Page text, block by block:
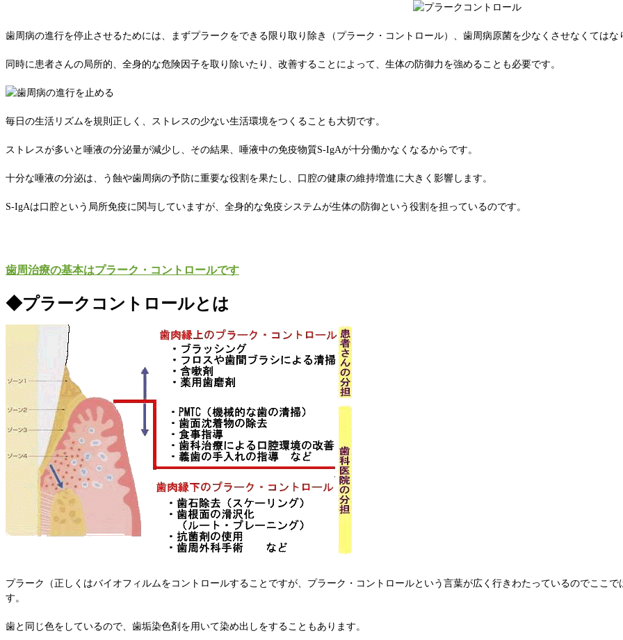
歯周病の進行を停止させるためには、まずプラークをできる限り取り除き（プラーク・コントロール）、歯周病原菌を少なくさせなくてはな
同時に患者さんの局所的、全身的な危険因子を取り除いたり、改善することによって、生体の防御力を強めることも必要です。
毎日の生活リズムを規則正しく、ストレスの少ない生活環境をつくることも大切です。
ストレスが多いと唾液の分泌量が減少し、その結果、唾液中の免疫物質S-IgAが十分働かなくなるからです。
十分な唾液の分泌は、う蝕や歯周病の予防に重要な役割を果たし、口腔の健康の維持増進に大きく影響します。
S-IgAは口腔という局所免疫に関与していますが、全身的な免疫システムが生体の防御という役割を担っているのです。
歯周治療の基本はプラーク・コントロールです
◆プラークコントロールとは
プラーク（正しくはバイオフィルムをコントロールすることですが、プラーク・コントロールという言葉が広く行きわたっているのでここ
す。
歯と同じ色をしているので、歯垢染色剤を用いて染め出しをすることもあります。